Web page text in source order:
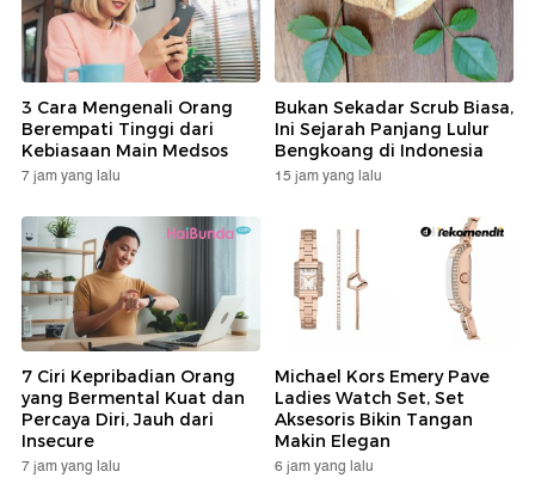
3 Cara Mengenali Orang
Berempati Tinggi dari
Kebiasaan Main Medsos
7 jam yang lalu
Bukan Sekadar Scrub Biasa,
Ini Sejarah Panjang Lulur
Bengkoang di Indonesia
15 jam yang lalu
7 Ciri Kepribadian Orang
yang Bermental Kuat dan
Percaya Diri, Jauh dari
Insecure
7 jam yang lalu
Michael Kors Emery Pave
Ladies Watch Set, Set
Aksesoris Bikin Tangan
Makin Elegan
6 jam yang lalu